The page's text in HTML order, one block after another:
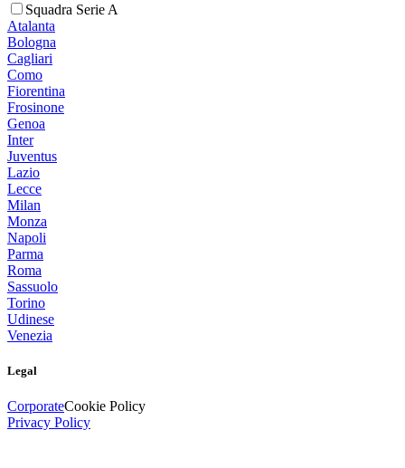
Squadra Serie A
Atalanta
Bologna
Cagliari
Como
Fiorentina
Frosinone
Genoa
Inter
Juventus
Lazio
Lecce
Milan
Monza
Napoli
Parma
Roma
Sassuolo
Torino
Udinese
Venezia
Legal
CorporateCookie Policy
Privacy Policy